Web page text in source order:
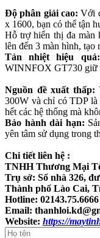
Độ phân giải cao: Với
x 1600, bạn có thể tận
Hỗ trợ hiển thị đa màn
lên đến 3 màn hình, tạo
Tản nhiệt hiệu
WINNFOX GT730 giữ
Nguồn đề xuất thấp:
300W và chỉ có TDP là
hết các hệ thống mà
Bảo hành dài hạn:
yên tâm sử dụng trong
Chi tiết liên hệ :
TNHH Thương Mại
Trụ sở: Số nhà 326,
Thành phố Lào Cai,
Hotline: 02143.75.6666
Email:
Website: https://